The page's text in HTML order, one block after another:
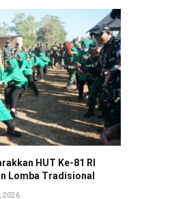
HUT Ke-81 RI
Lomba Tradisional
2026